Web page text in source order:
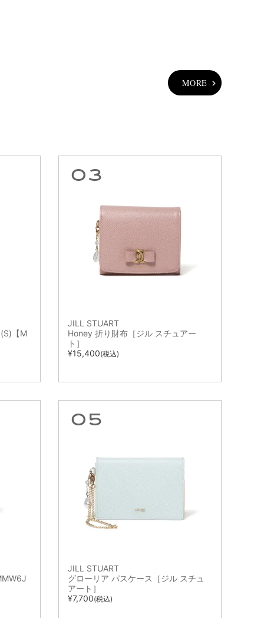
MORE
【M
JILL STUART
Honey 折り財布［ジル スチュアー
ト］
¥15,400(税込)
JILL STUART
グローリア パスケース［ジル スチュ
アート］
¥7,700(税込)